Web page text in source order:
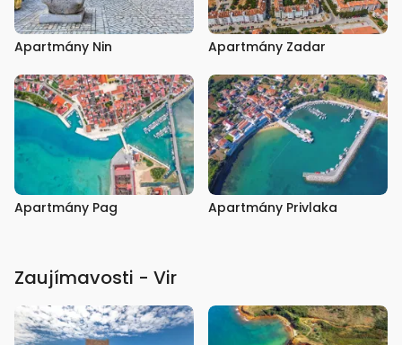
Apartmány Nin Apartmány Zadar
Apartmány Pag Apartmány Privlaka
Zaujímavosti - Vir